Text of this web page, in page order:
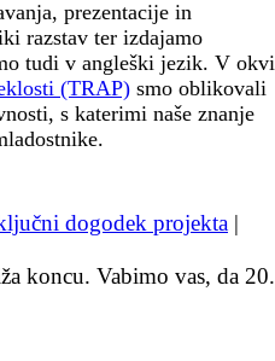
prezentacije in
razstav ter izdajamo
tudi v angleški jezik. V
(TRAP) smo oblikovali
s katerimi naše znanje
dogodek projekta |
koncu. Vabimo vas, da